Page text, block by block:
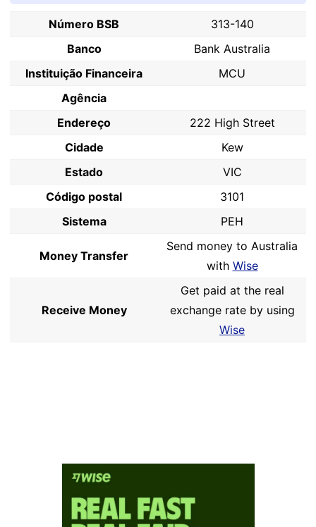
Número BSB
313-140
Banco
Bank Australia
Instituição Financeira
MCU
Agência
Endereço
222 High Street
Cidade
Kew
Estado
VIC
Código postal
3101
Sistema
PEH
Money Transfer
Send money to Australia
with Wise
Receive Money
Get paid at the real
exchange rate by using
Wise